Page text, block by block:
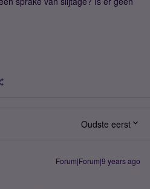
Oudste eerst
Forum|Forum|9 years ago